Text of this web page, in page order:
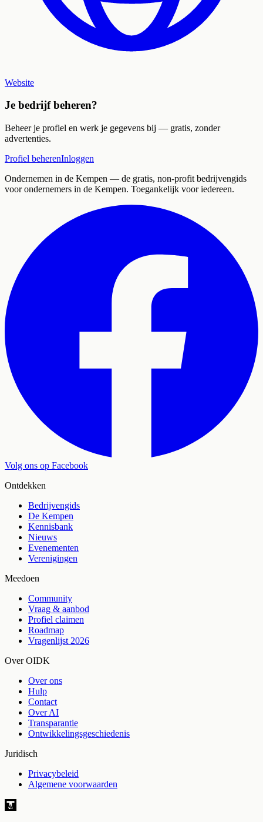
Website
Je bedrijf beheren?
Beheer je profiel en werk je gegevens bij — gratis, zonder
advertenties.
Profiel beherenInloggen
Ondernemen in de Kempen — de gratis, non-profit bedrijvengids
voor ondernemers in de Kempen. Toegankelijk voor iedereen.
Volg ons op Facebook
Ontdekken
Bedrijvengids
De Kempen
Kennisbank
Nieuws
Evenementen
Verenigingen
Meedoen
Community
Vraag & aanbod
Profiel claimen
Roadmap
Vragenlijst 2026
Over OIDK
Over ons
Hulp
Contact
Over AI
Transparantie
Ontwikkelingsgeschiedenis
Juridisch
Privacybeleid
Algemene voorwaarden